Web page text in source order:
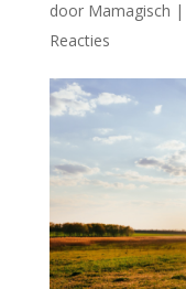
door Mamagisch |
Reacties